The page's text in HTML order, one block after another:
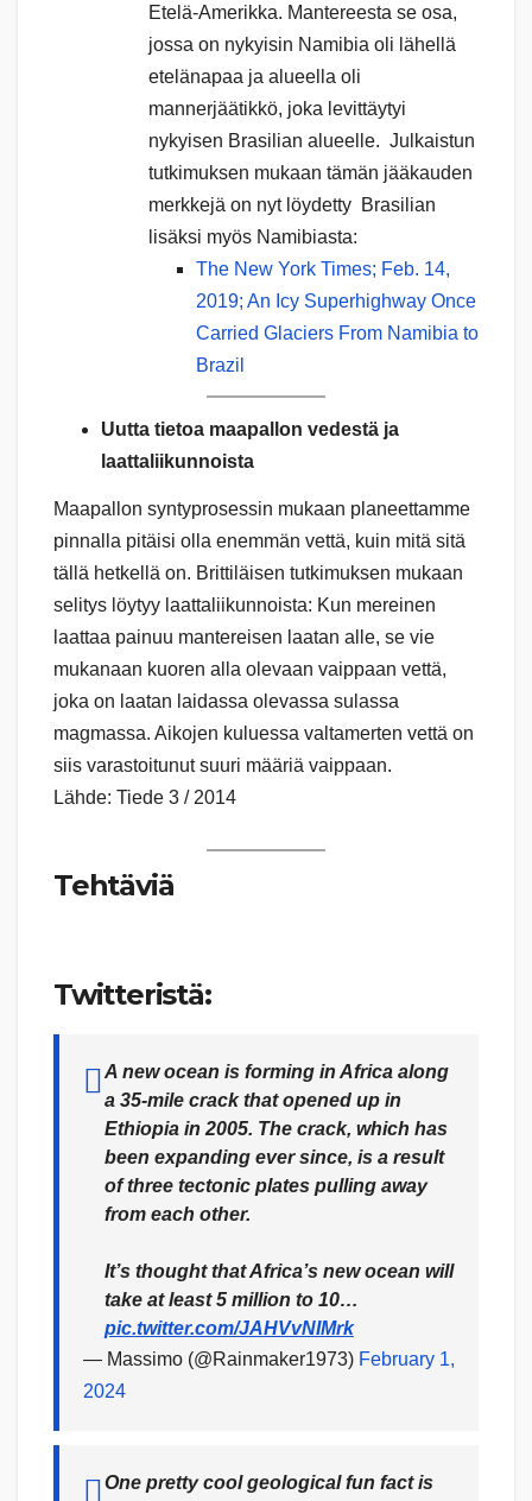
Etelä-Amerikka. Mantereesta se osa,
jossa on nykyisin Namibia oli lähellä
etelänapaa ja alueella oli
mannerjäätikkö, joka levittäytyi
nykyisen Brasilian alueelle. Julkaistun
tutkimuksen mukaan tämän jääkauden
merkkejä on nyt löydetty Brasilian
lisäksi myös Namibiasta:
The New York Times; Feb. 14,
2019; An Icy Superhighway Once
Carried Glaciers From Namibia to
Brazil
Uutta tietoa maapallon vedestä ja
laattaliikunnoista
Maapallon syntyprosessin mukaan planeettamme
pinnalla pitäisi olla enemmän vettä, kuin mitä sitä
tällä hetkellä on. Brittiläisen tutkimuksen mukaan
selitys löytyy laattaliikunnoista: Kun mereinen
laattaa painuu mantereisen laatan alle, se vie
mukanaan kuoren alla olevaan vaippaan vettä,
joka on laatan laidassa olevassa sulassa
magmassa. Aikojen kuluessa valtamerten vettä on
siis varastoitunut suuri määriä vaippaan.
Lähde: Tiede 3 / 2014
Tehtäviä
Twitteristä:
A new ocean is forming in Africa along
a 35-mile crack that opened up in
Ethiopia in 2005. The crack, which has
been expanding ever since, is a result
of three tectonic plates pulling away
from each other.
It’s thought that Africa’s new ocean will
take at least 5 million to 10…
pic.twitter.com/JAHVvNIMrk
— Massimo (@Rainmaker1973) February 1,
2024
One pretty cool geological fun fact is